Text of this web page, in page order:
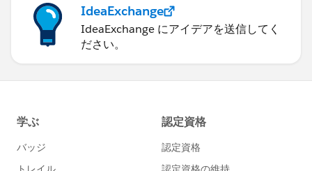
IdeaExchange
IdeaExchange にアイデアを送信してく
ださい。